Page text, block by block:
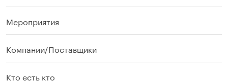
Мероприятия
Компании/Поставщики
Кто есть кто